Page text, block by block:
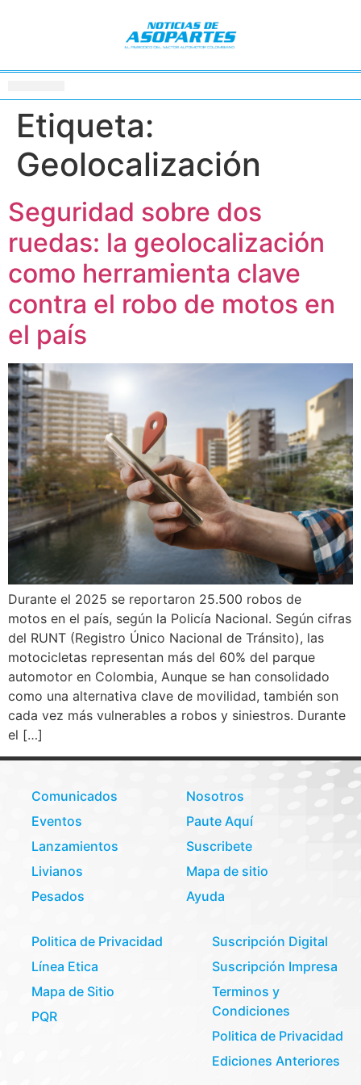
Etiqueta:
Geolocalización
Seguridad sobre dos
ruedas: la geolocalización
como herramienta clave
contra el robo de motos en
el país
Durante el 2025 se reportaron 25.500 robos de
motos en el país, según la Policía Nacional. Según cifras
del RUNT (Registro Único Nacional de Tránsito), las
motocicletas representan más del 60% del parque
automotor en Colombia, Aunque se han consolidado
como una alternativa clave de movilidad, también son
cada vez más vulnerables a robos y siniestros. Durante
el […]
Comunicados
Eventos
Lanzamientos
Livianos
Pesados
Nosotros
Paute Aquí
Suscribete
Mapa de sitio
Ayuda
Politica de Privacidad
Línea Etica
Mapa de Sitio
PQR
Suscripción Digital
Suscripción Impresa
Terminos y
Condiciones
Politica de Privacidad
Ediciones Anteriores